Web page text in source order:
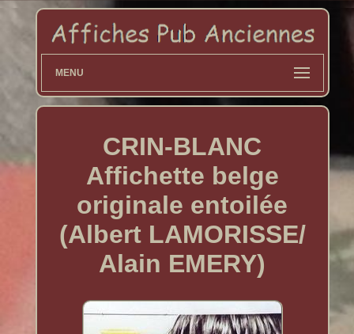
MENU
CRIN-BLANC
Affichette belge
originale entoilée
(Albert LAMORISSE/
Alain EMERY)